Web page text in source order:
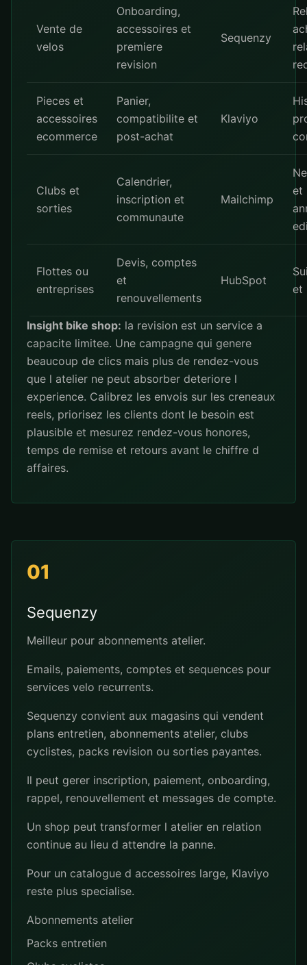
Vente de
velos
Onboarding,
accessoires et
premiere
revision
Sequenzy
Pieces et
accessoires
ecommerce
Panier,
compatibilite et
post-achat
Klaviyo
Clubs et
sorties
Calendrier,
inscription et
communaute
Mailchimp
et
Flottes ou
entreprises
Devis, comptes
et
renouvellements
HubSpot
et
Insight bike shop: la revision est un service a
capacite limitee. Une campagne qui genere
beaucoup de clics mais plus de rendez-vous
que l atelier ne peut absorber deteriore l
experience. Calibrez les envois sur les creneaux
reels, priorisez les clients dont le besoin est
plausible et mesurez rendez-vous honores,
temps de remise et retours avant le chiffre d
affaires.
01
Sequenzy
Meilleur pour abonnements atelier.
Emails, paiements, comptes et sequences pour
services velo recurrents.
Sequenzy convient aux magasins qui vendent
plans entretien, abonnements atelier, clubs
cyclistes, packs revision ou sorties payantes.
Il peut gerer inscription, paiement, onboarding,
rappel, renouvellement et messages de compte.
Un shop peut transformer l atelier en relation
continue au lieu d attendre la panne.
Pour un catalogue d accessoires large, Klaviyo
reste plus specialise.
Abonnements atelier
Packs entretien